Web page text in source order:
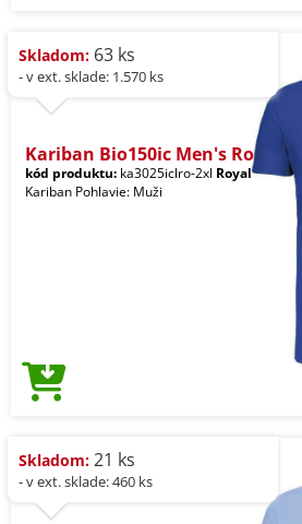
Skladom: 63 ks
- v ext. sklade: 1.570 ks
Kariban Bio150ic Men's Ro
kód produktu: ka3025iclro-2xl Royal
Kariban Pohlavie: Muži
Skladom: 21 ks
- v ext. sklade: 460 ks